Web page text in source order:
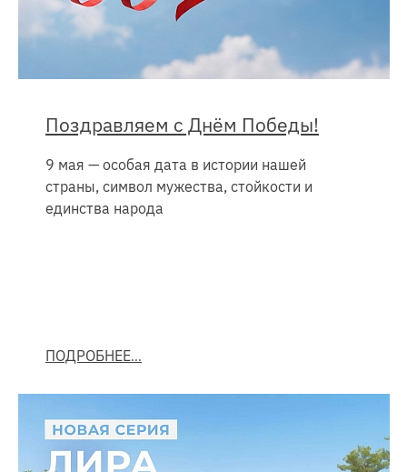
Поздравляем с Днём Победы!
9 мая — особая дата в истории нашей
страны, символ мужества, стойкости и
единства народа
ПОДРОБНЕЕ